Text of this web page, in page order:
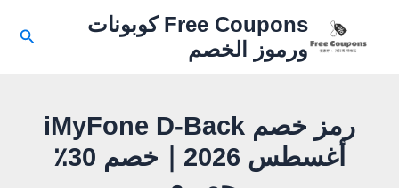
المحتوى
Free Coupons كوبونات
ورموز الخصم
رمز خصم iMyFone D-Back
أغسطس 2026｜خصم 30٪